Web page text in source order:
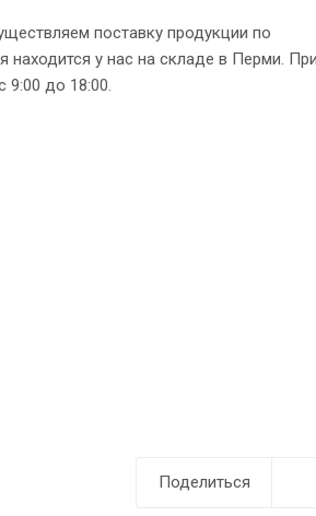
поставку продукции по
находится у нас на складе в Перми. При
9:00 до 18:00.
Поделиться